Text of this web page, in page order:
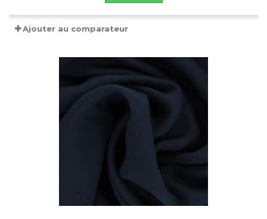
Ajouter au comparateur